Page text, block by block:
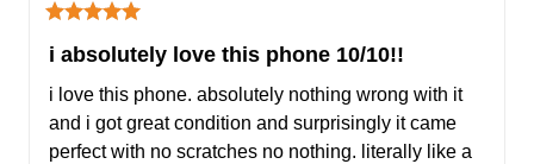
i absolutely love this phone 10/10!!
i love this phone. absolutely nothing wrong with it
and i got great condition and surprisingly it came
perfect with no scratches no nothing. literally like a